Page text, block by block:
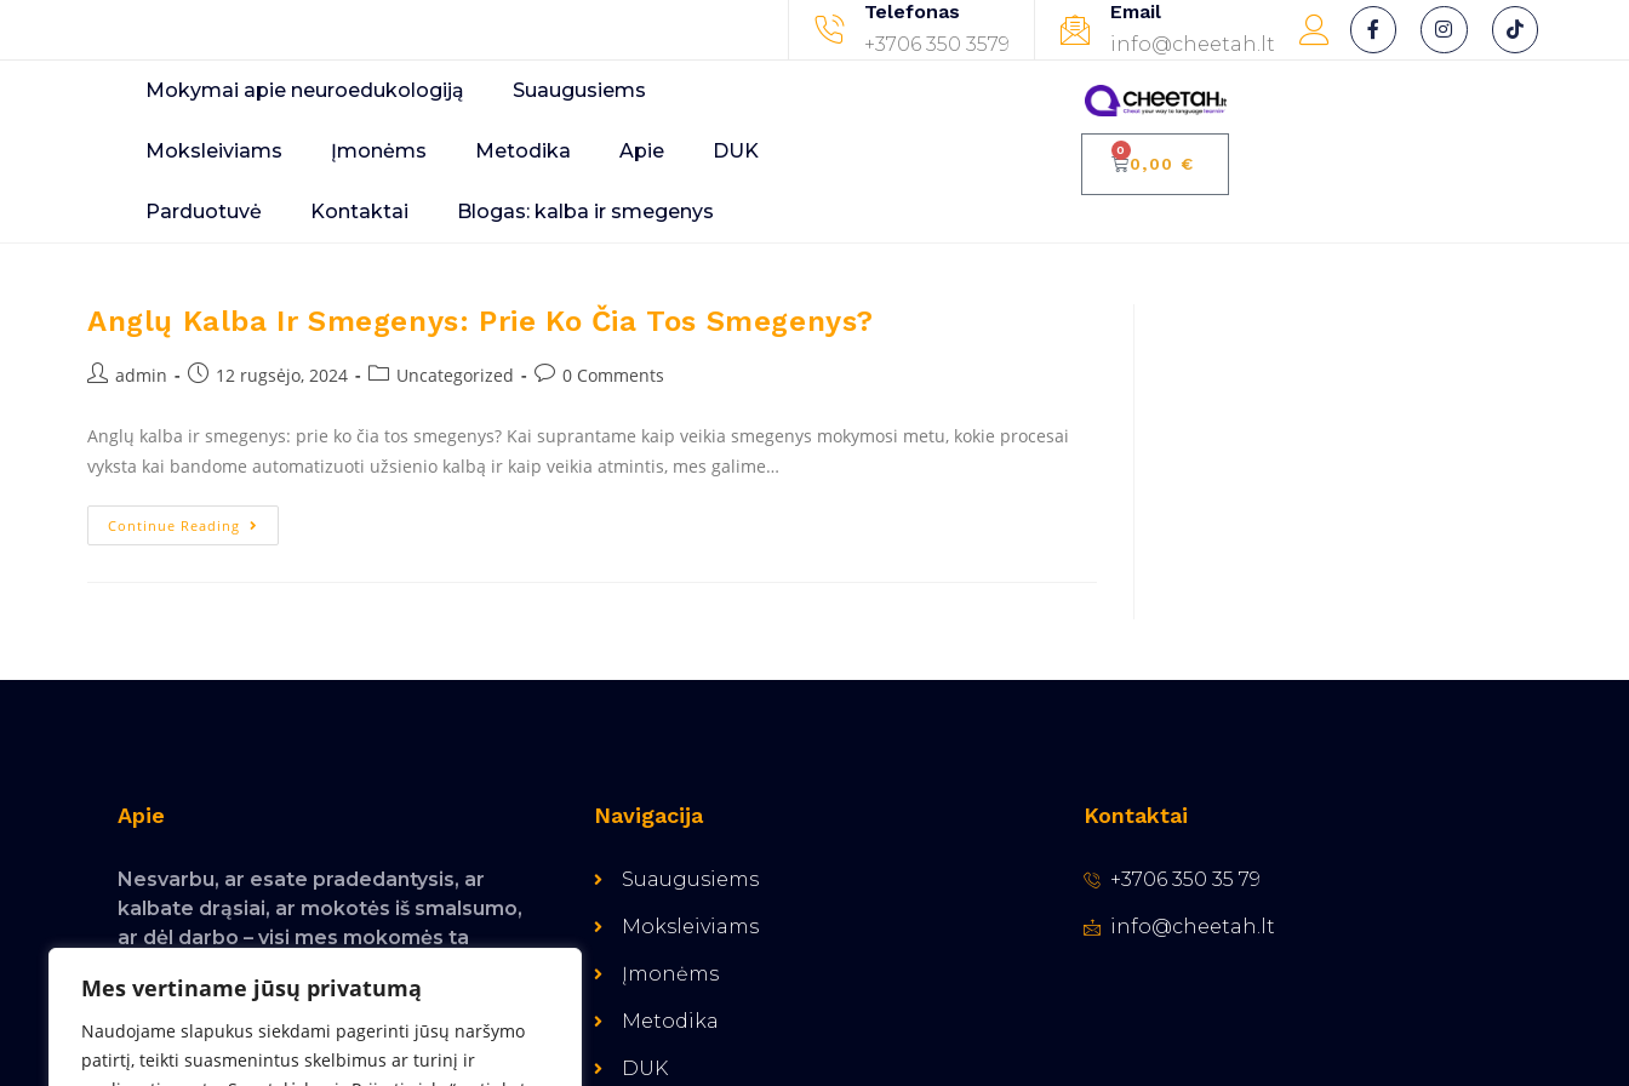
Mes vertiname jūsų privatumą
Naudojame slapukus siekdami pagerinti jūsų naršymo
patirtį, teikti suasmenintus skelbimus ar turinį ir
Telefonas
+3706 350 3579
Email
info@cheetah.lt
Mokymai apie neuroedukologiją
Suaugusiems
Moksleiviams Įmonėms Metodika Apie DUK
Parduotuvė Kontaktai Blogas: kalba ir smegenys
0,00 €
0
Anglų Kalba Ir Smegenys: Prie Ko Čia Tos Smegenys?
admin 12 rugsėjo, 2024 Uncategorized 0 Comments
Anglų kalba ir smegenys: prie ko čia tos smegenys? Kai suprantame kaip veikia smegenys mokymosi metu, kokie procesai
vyksta kai bandome automatizuoti užsienio kalbą ir kaip veikia atmintis, mes galime…
Continue Reading
Apie
Nesvarbu, ar esate pradedantysis, ar
kalbate drąsiai, ar mokotės iš smalsumo,
ar dėl darbo – visi mes mokomės ta
yra pirmoji mokykla Lietuvoje, kuri moko
anglų kalbą taip, kaip iš tikrųjų mokosi
mūsų smegenys bei kaip veikia atmintis.
Navigacija
Suaugusiems
Moksleiviams
Įmonėms
Metodika
DUK
Kontaktai
+3706 350 35 79
info@cheetah.lt